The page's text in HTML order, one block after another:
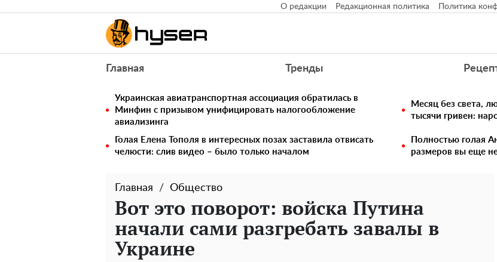
О редакции Редакционная политика Политика
Главная Тренды
Украинская авиатранспортная ассоциация обратилась в
Минфин с призывом унифицировать налогообложение
авиализинга
Месяц без света,
тысячи гривен:
Голая Елена Тополя в интересных позах заставила отвисать
челюсти: слив видео – было только началом
Полностью голая
размеров вы еще
Главная Общество
Вот это поворот: войска Путина
начали сами разгребать завалы в
Украине